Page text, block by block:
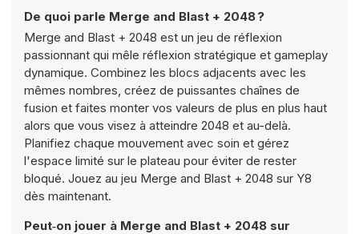
De quoi parle Merge and Blast + 2048 ?
Merge and Blast + 2048 est un jeu de réflexion
passionnant qui mêle réflexion stratégique et gameplay
dynamique. Combinez les blocs adjacents avec les
mêmes nombres, créez de puissantes chaînes de
fusion et faites monter vos valeurs de plus en plus haut
alors que vous visez à atteindre 2048 et au-delà.
Planifiez chaque mouvement avec soin et gérez
l'espace limité sur le plateau pour éviter de rester
bloqué. Jouez au jeu Merge and Blast + 2048 sur Y8
dès maintenant.
Peut‑on jouer à Merge and Blast + 2048 sur